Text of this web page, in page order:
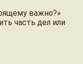
важно?»
часть дел или